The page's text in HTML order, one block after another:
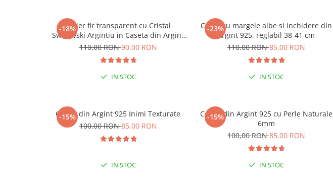
-18%
Colier fir transparent cu Cristal
Swarovski Argintiu in Caseta din Argint
925
110,00 RON90,00 RON
IN STOC
-23%
-15% EXTRA REDUCERE CU CODUL
”VARA”
LA COMENZI DE MINIM 99 RON
Colier cu margele albe si inchidere din
Argint 925, reglabil 38-41 cm
110,00 RON85,00 RON
IN STOC
-15%
Cercei din Argint 925 Inimi Texturate
100,00 RON85,00 RON
IN STOC
-15%
Cercei din Argint 925 cu Perle Naturale
6mm
100,00 RON85,00 RON
IN STOC